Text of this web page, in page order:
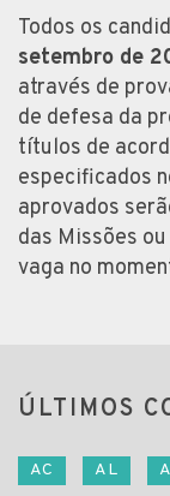
Todos os
setembro de
através de
de defesa da
títulos de
especificados
aprovados
das Missões
vaga no
ÚLTIMOS
AC AL